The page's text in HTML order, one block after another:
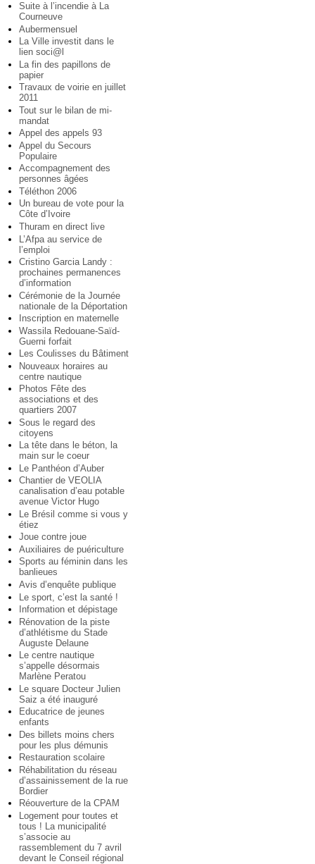
Suite à l’incendie à La
Courneuve
Aubermensuel
La Ville investit dans le
lien soci@l
La fin des papillons de
papier
Travaux de voirie en juillet
2011
Tout sur le bilan de mi-
mandat
Appel des appels 93
Appel du Secours
Populaire
Accompagnement des
personnes âgées
Téléthon 2006
Un bureau de vote pour la
Côte d’Ivoire
Thuram en direct live
L’Afpa au service de
l’emploi
Cristino Garcia Landy :
prochaines permanences
d’information
Cérémonie de la Journée
nationale de la Déportation
Inscription en maternelle
Wassila Redouane-Saïd-
Guerni forfait
Les Coulisses du Bâtiment
Nouveaux horaires au
centre nautique
Photos Fête des
associations et des
quartiers 2007
Sous le regard des
citoyens
La tête dans le béton, la
main sur le coeur
Le Panthéon d’Auber
Chantier de VEOLIA
canalisation d’eau potable
avenue Victor Hugo
Le Brésil comme si vous y
étiez
Joue contre joue
Auxiliaires de puériculture
Sports au féminin dans les
banlieues
Avis d’enquête publique
Le sport, c’est la santé !
Information et dépistage
Rénovation de la piste
d’athlétisme du Stade
Auguste Delaune
Le centre nautique
s’appelle désormais
Marlène Peratou
Le square Docteur Julien
Saiz a été inauguré
Educatrice de jeunes
enfants
Des billets moins chers
pour les plus démunis
Restauration scolaire
Réhabilitation du réseau
d’assainissement de la rue
Bordier
Réouverture de la CPAM
Logement pour toutes et
tous ! La municipalité
s’associe au
rassemblement du 7 avril
devant le Conseil régional